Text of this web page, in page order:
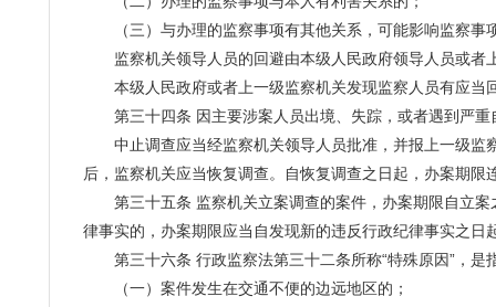
（三）与办理的监察事项有其他关系，可能影响监察事
监察机关领导人员的回避由本级人民政府领导人员或者
本级人民政府或者上一级监察机关发现监察人员有应当
第三十四条 因主要涉案人员出境、失踪，或者遇到严重
中止调查应当经监察机关领导人员批准，并报上一级监
后，监察机关应当恢复调查。自恢复调查之日起，办案期限
第三十五条 监察机关立案调查的案件，办案期限自立案
律事实的，办案期限应当自发现新的违反行政纪律事实之日
第三十六条 行政监察法第三十二条所称“特殊原因”，是
（一）案件发生在交通不便的边远地区的；